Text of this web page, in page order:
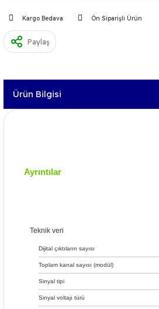
Kargo Bedava Ön Siparişli Ürün
Paylaş
Ürün Bilgisi
Ayrıntılar
Teknik veri
Dijital çıktıların sayısı
Toplam kanal sayısı (modül)
Sinyal tipi
Sinyal voltajı türü